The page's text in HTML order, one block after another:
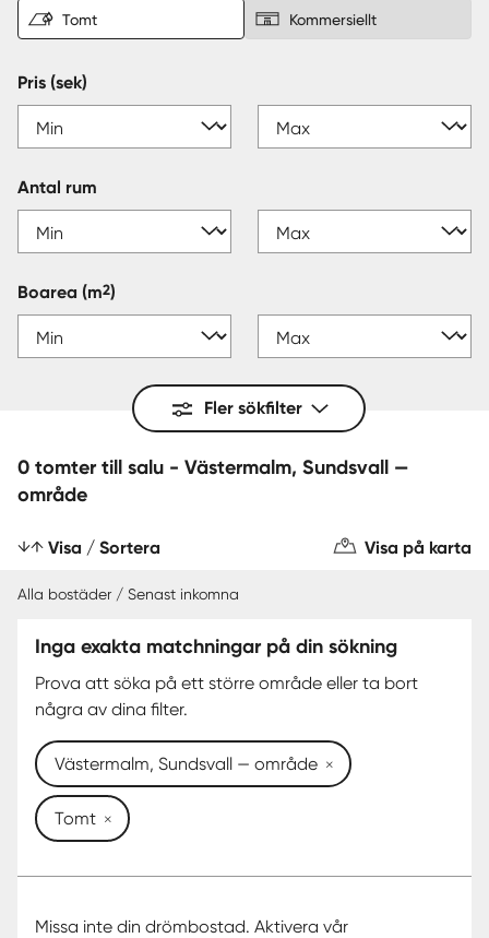
Tomt Kommersiellt
Pris (sek)
Antal rum
Boarea (m2)
Fler sökfilter
0 tomter till salu - Västermalm, Sundsvall —
område
Visa / Sortera Visa på karta
Alla bostäder / Senast inkomna
Inga exakta matchningar på din sökning
Prova att söka på ett större område eller ta bort
några av dina filter.
Västermalm, Sundsvall — område
Tomt
Missa inte din drömbostad. Aktivera vår